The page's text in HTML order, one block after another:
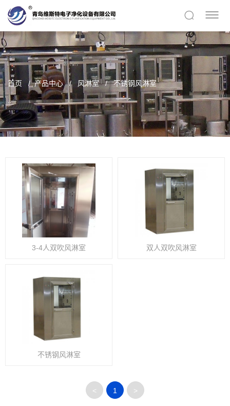
首页 产品中心 风淋室 不锈钢风淋室
3-4人双吹风淋室 双人双吹风淋室
不锈钢风淋室
< 1 >